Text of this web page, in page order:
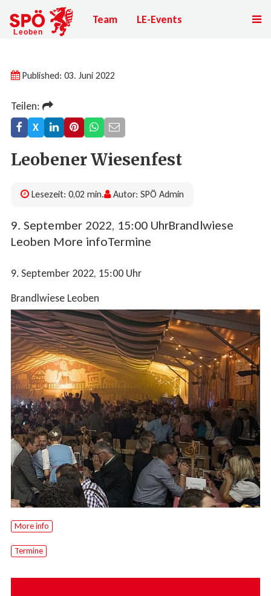
Team LE-Events
Published: 03. Juni 2022
Teilen:
X
Leobener Wiesenfest
Lesezeit: 0,02 min. Autor: SPÖ Admin
9. September 2022, 15:00 UhrBrandlwiese
Leoben More infoTermine
9. September 2022, 15:00Uhr
Brandlwiese Leoben
More info
Termine